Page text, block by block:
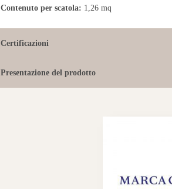
Contenuto per scatola: 1,26 mq
Certificazioni
Presentazione del prodotto